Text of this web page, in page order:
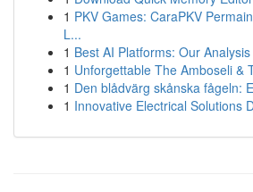
1 PKV Games: CaraPKV
L...
1 Best AI Platforms: Our Analysis
1 Unforgettable The Amboseli &
1 Den blådvärg skånska fågeln:
1 Innovative Electrical Solutions